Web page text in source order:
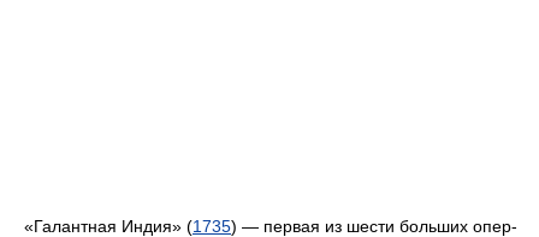
«Галантная Индия» (1735) — первая из шести больших опер-